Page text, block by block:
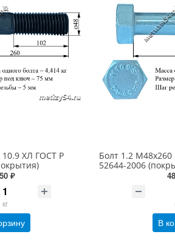
10.9 ХЛ ГОСТ Р
₽
кг
Болт 1.2
52644-2006
В